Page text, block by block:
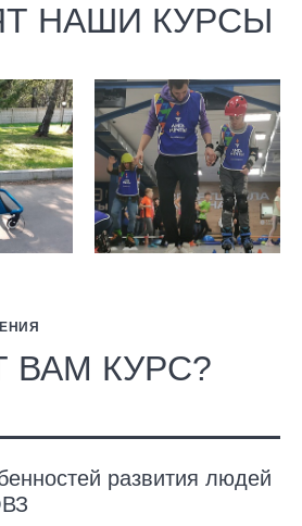
НАШИ КУРСЫ
ВАМ КУРС?
развития людей